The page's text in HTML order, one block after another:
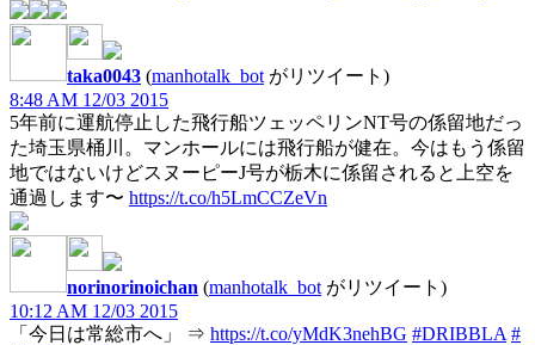
taka0043 (manhotalk_bot がリツイート)
8:48 AM 12/03 2015
5年前に運航停止した飛行船ツェッペリンNT号の係留地だっ
た埼玉県桶川。マンホールには飛行船が健在。今はもう係留
地ではないけどスヌーピーJ号が栃木に係留されると上空を
通過します〜 https://t.co/h5LmCCZeVn
norinorinoichan (manhotalk_bot がリツイート)
10:12 AM 12/03 2015
「今日は常総市へ」 ⇒ https://t.co/yMdK3nehBG #DRIBBLA #